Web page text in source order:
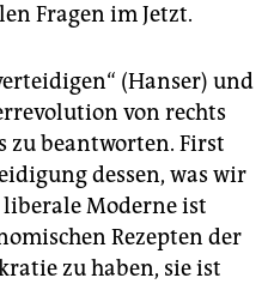
Fragen im Jetzt.
(Hanser) und
von rechts
zu beantworten. First
dessen, was wir
Moderne ist
Rezepten der
zu haben, sie ist